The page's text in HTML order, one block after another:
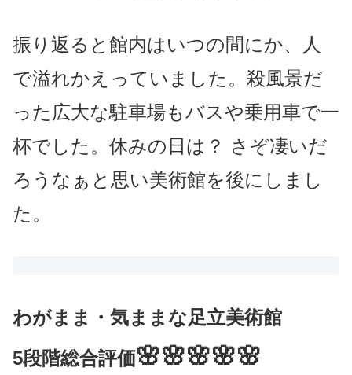
振り返ると館内はいつの間にか、
人
で溢れかえっていました。殺風景だ
った広大な駐車場もバスや乗用車で一
杯でした。 休みの日は？ さぞ凄いだ
ろうなぁと思い美術館を後にしまし
た。
わがまま・気ままな足立美術館
5段階総合評価🌸🌸🌸🌸🌸